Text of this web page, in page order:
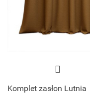
Komplet zasłon Lutnia